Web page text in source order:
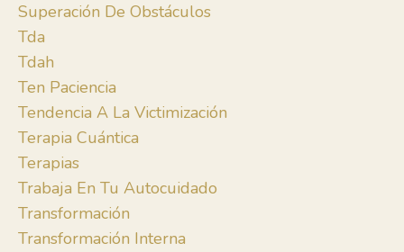
Superación De Obstáculos
Tda
Tdah
Ten Paciencia
Tendencia A La Victimización
Terapia Cuántica
Terapias
Trabaja En Tu Autocuidado
Transformación
Transformación Interna